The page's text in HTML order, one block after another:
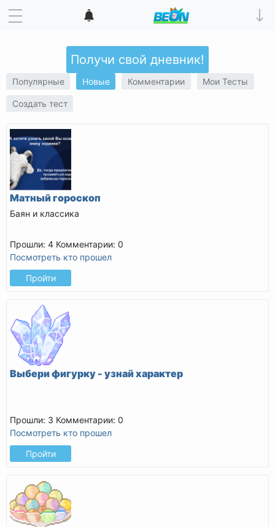
Получи свой дневник!
Популярные Новые Комментарии Мои Тесты
Создать тест
Матный гороскоп
Баян и классика
Прошли: 4 Комментарии: 0
Посмотреть кто прошел
Пройти
Выбери фигурку - узнай характер
Прошли: 3 Комментарии: 0
Посмотреть кто прошел
Пройти